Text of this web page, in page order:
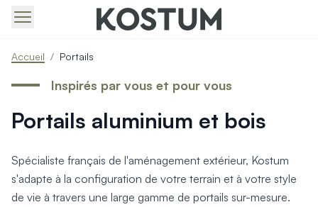
Produits > Portails > Portails contemporains
Produits > Portails > Portails traditionnels
Produits > Portails > Portails architectes
Produits > Portails > Portails avec décors
Produits > Portails > Portails économiques
Produits > Portails > Les ouvertures spéciales
Produits > Portillons > Tous nos portillons
Produits > Portillons > Portillons contemporains
Accueil / Portails
Portails aluminium et bois
Inspirés par vous et pour vous
Spécialiste français de l'aménagement extérieur, Kostum
s'adapte à la configuration de votre terrain et à votre style
de vie à travers une large gamme de portails sur-mesure.